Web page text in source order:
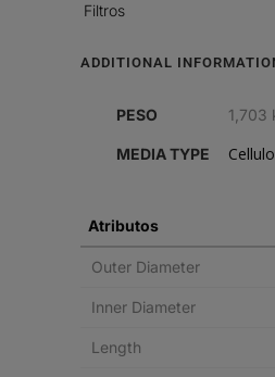
PRIMARIO
Filtros
ADDITIONAL
PESO 1,703
MEDIA TYPE
Atributos
Outer Diameter
Inner Diameter
Length